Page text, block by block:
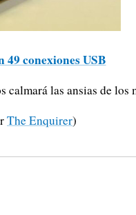
conexiones USB
las ansias de los
The Enquirer)